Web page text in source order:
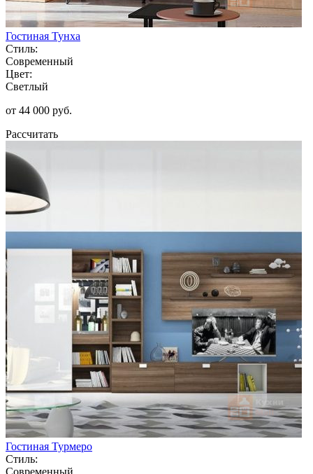
Гостиная Тунха
Стиль:
Современный
Цвет:
Светлый
от 44 000 руб.
Рассчитать
Гостиная Турмеро
Стиль:
Современный